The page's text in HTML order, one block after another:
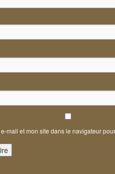
mail et mon site dans le navigateur